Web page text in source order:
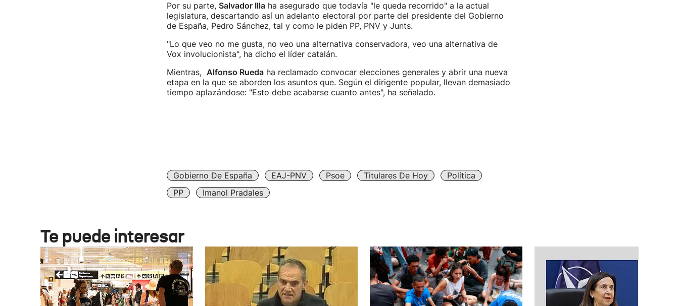
Por su parte, Salvador Illaha asegurado que todavía "le queda recorrido" a la actual
legislatura, descartando así un adelanto electoral por parte del presidente del Gobierno
de España, Pedro Sánchez, tal y como le piden PP, PNV y Junts.
"Lo que veo no me gusta, no veo una alternativa conservadora, veo una alternativa de
Vox involucionista", ha dicho el líder catalán.
Mientras, Alfonso Ruedaha reclamado convocar elecciones generales y abrir una nueva
etapa en la que se aborden los asuntos que. Según el dirigente popular, llevan demasiado
tiempo aplazándose: "Esto debe acabarse cuanto antes", ha señalado.
Gobierno De España EAJ-PNV Psoe Titulares De Hoy
Política
PP
Imanol Pradales
Te puede interesar